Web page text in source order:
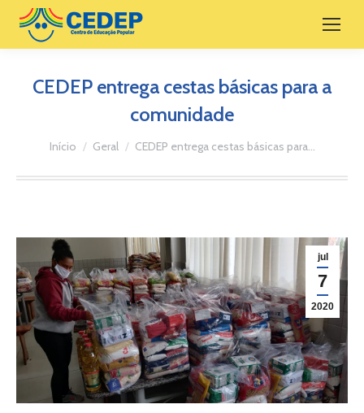
CEDEP entrega cestas básicas para a
comunidade
Você está aqui:
Início Geral CEDEP entrega cestas básicas para…
jul
7
2020